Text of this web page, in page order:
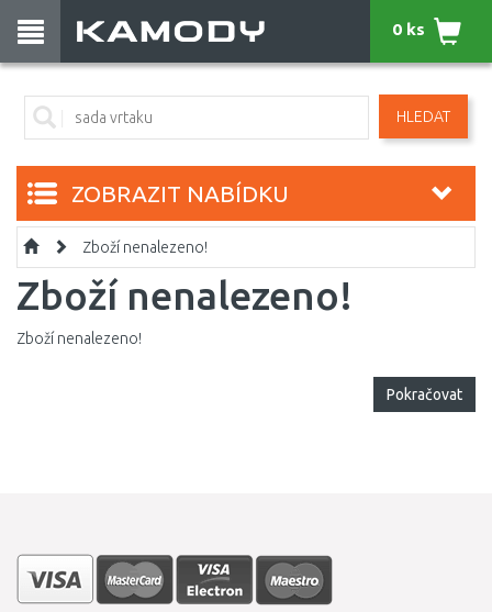
HLEDAT
0 ks
ZOBRAZIT NABÍDKU
Zboží nenalezeno!
Zboží nenalezeno!
Zboží nenalezeno!
Pokračovat